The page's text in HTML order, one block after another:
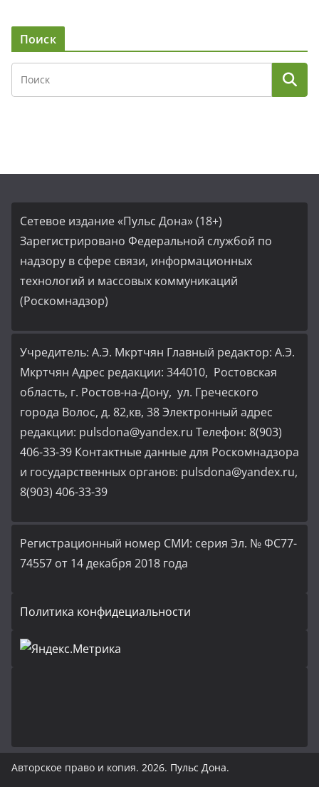
Поиск
Сетевое издание «Пульс Дона» (18+)
Зарегистрировано Федеральной службой по
надзору в сфере связи, информационных
технологий и массовых коммуникаций
(Роскомнадзор)
Учредитель: А.Э. Мкртчян Главный редактор: А.Э.
Мкртчян Адрес редакции: 344010, Ростовская
область, г. Ростов-на-Дону, ул. Греческого
города Волос, д. 82,кв, 38 Электронный адрес
редакции: pulsdona@yandex.ru Телефон: 8(903)
406-33-39 Контактные данные для Роскомнадзора
и государственных органов: pulsdona@yandex.ru,
8(903) 406-33-39
Регистрационный номер СМИ: серия Эл. № ФС77-
74557 от 14 декабря 2018 года
Политика конфидециальности
Авторское право и копия. 2026. Пульс Дона.